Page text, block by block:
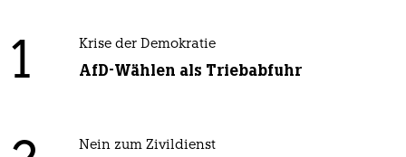
1 Krise der Demokratie
AfD-Wählen als Triebabfuhr
Nein zum Zivildienst